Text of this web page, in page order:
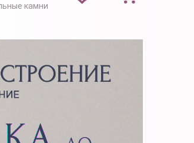
камни